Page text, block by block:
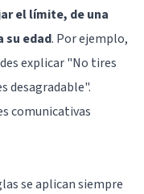
el límite, de una
su edad. Por ejemplo,
explicar "No tires
desagradable".
comunicativas
se aplican siempre